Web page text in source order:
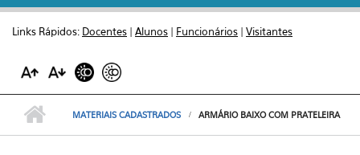
Links Rápidos: Docentes | Alunos | Funcionários | Visitantes
MATERIAIS CADASTRADOS ARMÁRIO BAIXO COM PRATELEIRA